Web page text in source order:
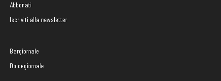
Abbonati
Iscriviti alla newsletter
Bargiornale
Dolcegiornale